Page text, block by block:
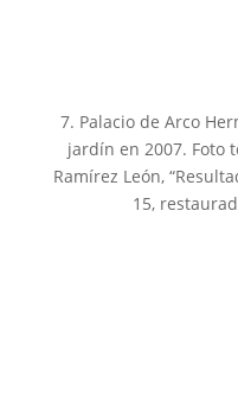
7. Palacio de Arco
jardín en 2007. Foto
Ramírez León,
15,